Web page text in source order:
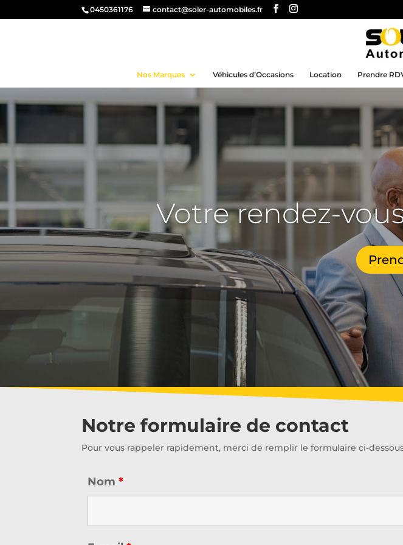
0450361176 contact@soler-automobiles.fr
Nos Marques Véhicules d’Occasions Location Prendre
Votre rendez-
Notre formulaire de contact
Pour vous rappeler rapidement, merci de remplir le formulaire ci-
Nom*